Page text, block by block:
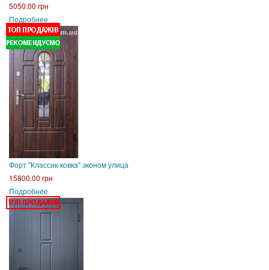
5050.00 грн
Подробнее
Форт "Классик-ковка" эконом улица
15800.00 грн
Подробнее